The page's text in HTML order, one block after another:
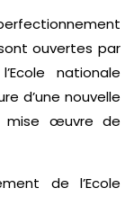
ouvertes par
nationale
d’une nouvelle
mise œuvre de
de l’Ecole